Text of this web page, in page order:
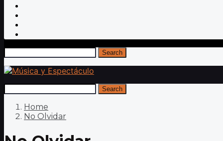
Search
Search
Home
No Olvidar